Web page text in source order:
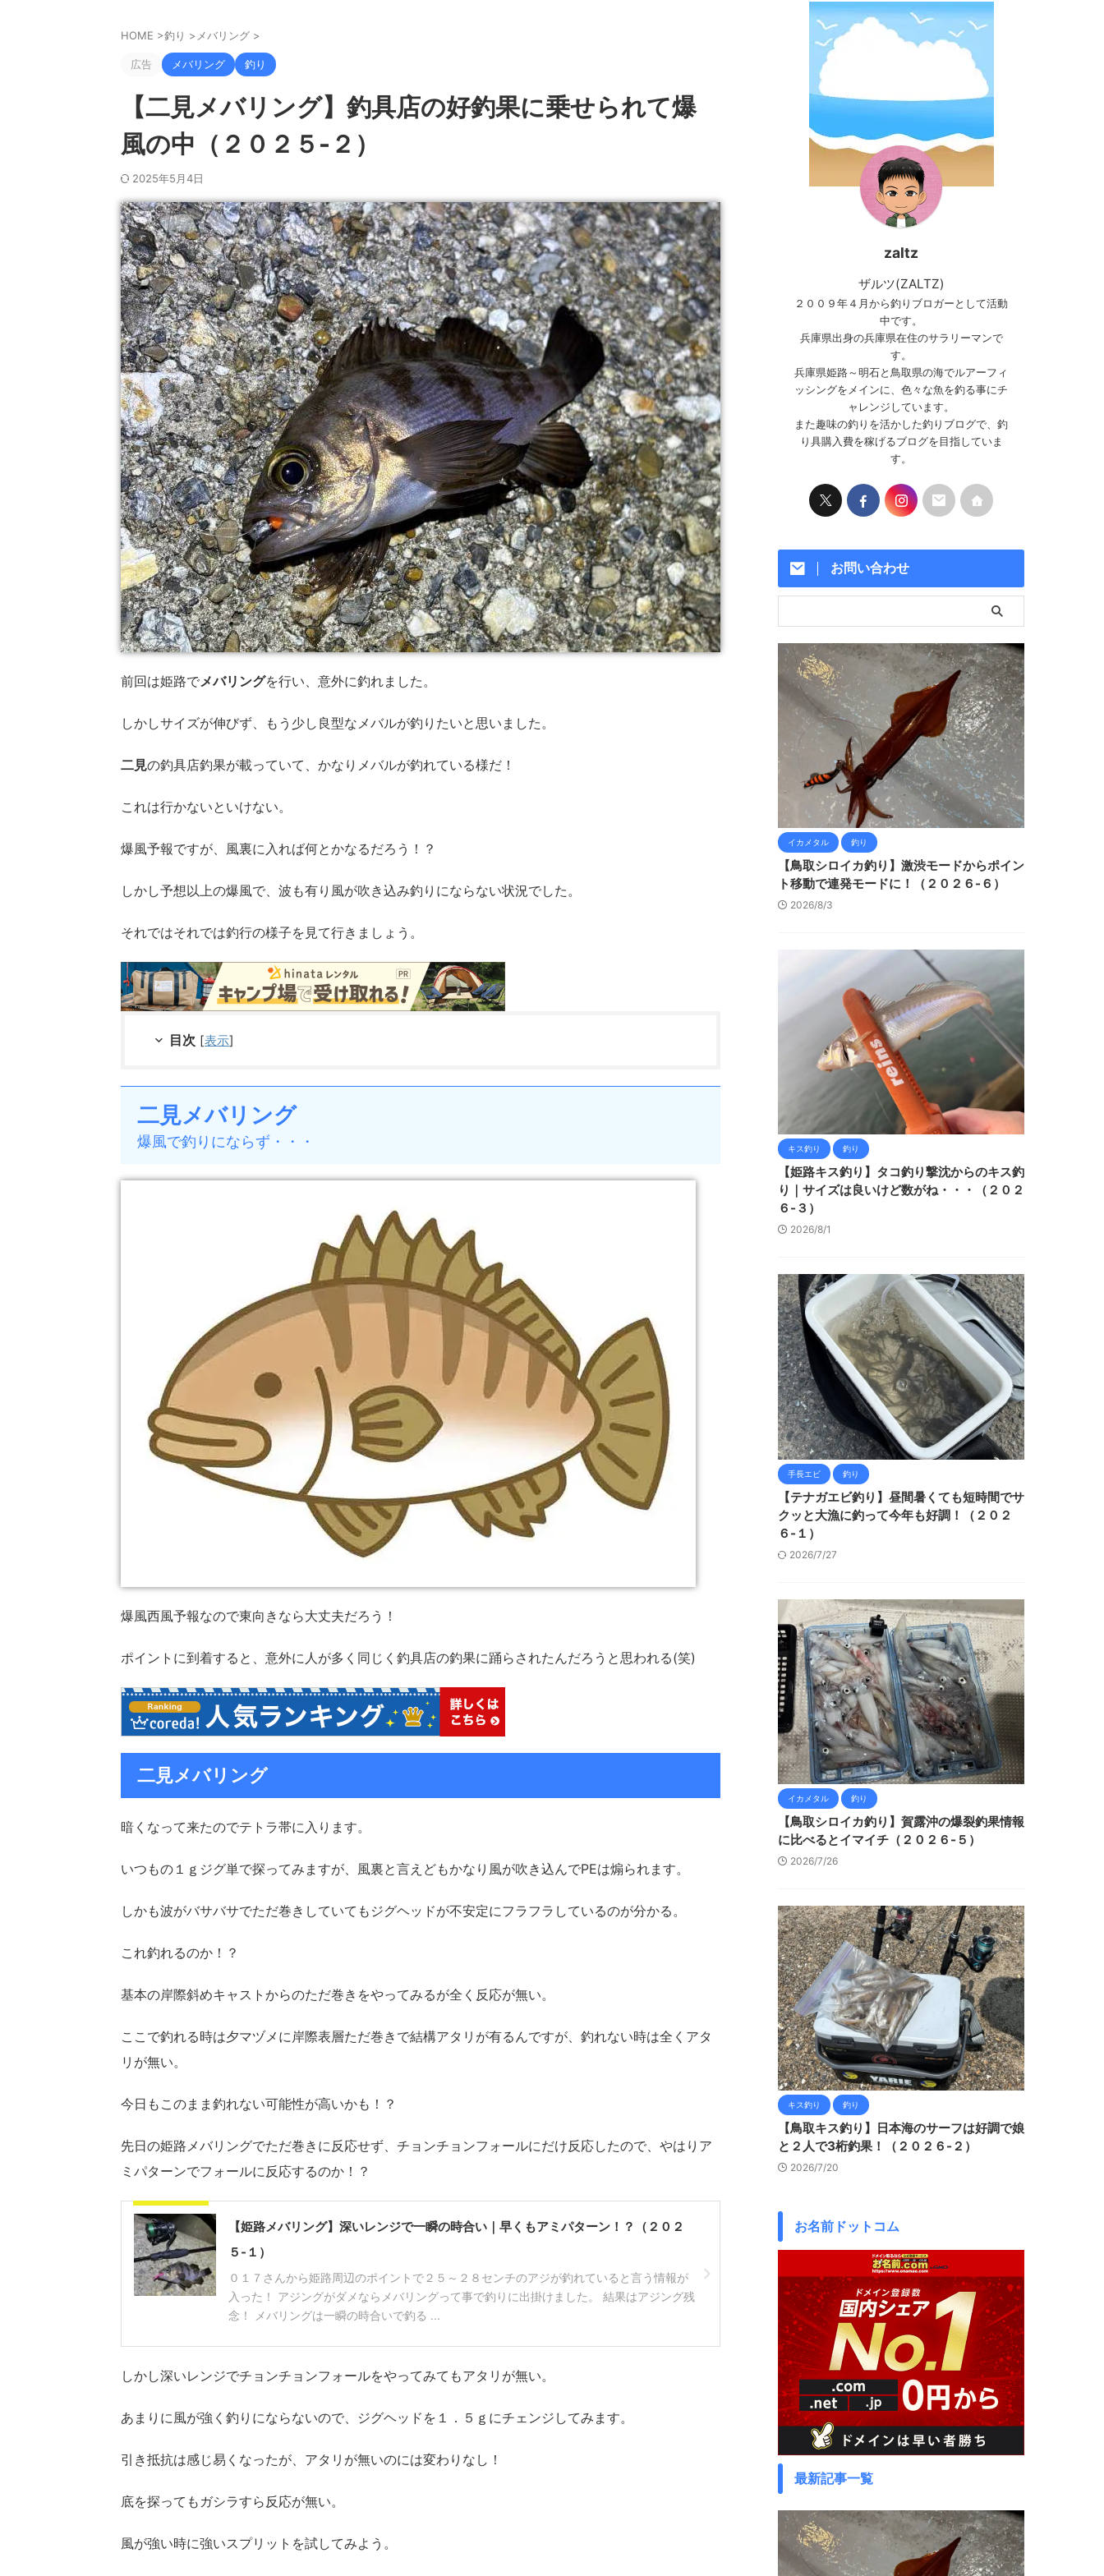
HOME >釣り > メバリング >
広告 メバリング 釣り
【二見メバリング】釣具店の好釣果に乗せられて爆
風の中（２０２５-２）
2025年5月4日
前回は姫路でメバリングを行い、意外に釣れました。
しかしサイズが伸びず、もう少し良型なメバルが釣りたいと思いました。
二見の釣具店釣果が載っていて、かなりメバルが釣れている様だ！
これは行かないといけない。
爆風予報ですが、風裏に入れば何とかなるだろう！？
しかし予想以上の爆風で、波も有り風が吹き込み釣りにならない状況でした。
それではそれでは釣行の様子を見て行きましょう。
目次 [表示]
二見メバリング
爆風で釣りにならず・・・
爆風西風予報なので東向きなら大丈夫だろう！
ポイントに到着すると、意外に人が多く同じく釣具店の釣果に踊らされたんだろうと思われる(笑)
二見メバリング
暗くなって来たのでテトラ帯に入ります。
いつもの１ｇジグ単で探ってみますが、風裏と言えどもかなり風が吹き込んでPEは煽られます。
しかも波がバサバサでただ巻きしていてもジグヘッドが不安定にフラフラしているのが分かる。
これ釣れるのか！？
基本の岸際斜めキャストからのただ巻きをやってみるが全く反応が無い。
ここで釣れる時は夕マヅメに岸際表層ただ巻きで結構アタリが有るんですが、釣れない時は全くアタ
リが無い。
今日もこのまま釣れない可能性が高いかも！？
先日の姫路メバリングでただ巻きに反応せず、チョンチョンフォールにだけ反応したので、やはりア
ミパターンでフォールに反応するのか！？
【姫路メバリング】深いレンジで一瞬の時合い｜早くもアミパターン！？（２０２
５-１）
０１７さんから姫路周辺のポイントで２５～２８センチのアジが釣れていると言う情報が
入った！ アジングがダメならメバリングって事で釣りに出掛けました。 結果はアジング残
念！ メバリングは一瞬の時合いで釣る ...
しかし深いレンジでチョンチョンフォールをやってみてもアタリが無い。
あまりに風が強く釣りにならないので、ジグヘッドを１．５ｇにチェンジしてみます。
引き抵抗は感じ易くなったが、アタリが無いのには変わりなし！
底を探ってもガシラすら反応が無い。
風が強い時に強いスプリットを試してみよう。
zaltz
ザルツ(ZALTZ)
２００９年４月から釣りブロガーとして活動
中です。
兵庫県出身の兵庫県在住のサラリーマンで
す。
兵庫県姫路～明石と鳥取県の海でルアーフィ
ッシングをメインに、色々な魚を釣る事にチ
ャレンジしています。
また趣味の釣りを活かした釣りブログで、釣
り具購入費を稼げるブログを目指していま
す。
お問い合わせ
イカメタル 釣り
【鳥取シロイカ釣り】激渋モードからポイン
ト移動で連発モードに！（２０２６-６）
2026/8/3
キス釣り 釣り
【姫路キス釣り】タコ釣り撃沈からのキス釣
り｜サイズは良いけど数がね・・・（２０２
６-３）
2026/8/1
手長エビ 釣り
【テナガエビ釣り】昼間暑くても短時間でサ
クッと大漁に釣って今年も好調！（２０２
６-１）
2026/7/27
イカメタル 釣り
【鳥取シロイカ釣り】賀露沖の爆裂釣果情報
に比べるとイマイチ（２０２６-５）
2026/7/26
キス釣り 釣り
【鳥取キス釣り】日本海のサーフは好調で娘
と２人で3桁釣果！（２０２６-２）
2026/7/20
お名前ドットコム
最新記事一覧